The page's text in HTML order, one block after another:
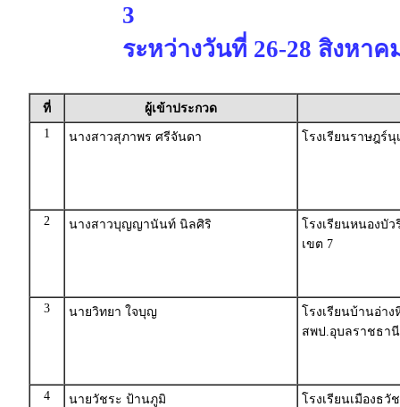
3
ระหว่างวันที่ 26-28 สิงหาค
ที่
ผู้เข้าประกวด
1
นางสาวสุภาพร ศรีจันดา โรงเรียนราษฎร์
2 นางสาวบุญญานันท์ นิลศิริ
โรงเรียนหนองบั
เขต 7
3 นายวิทยา ใจบุญ
โรงเรียนบ้านอ่า
สพป.อุบลราชธานี
4 นายวัชระ ป้านภูมิ
โรงเรียนเมืองธวั